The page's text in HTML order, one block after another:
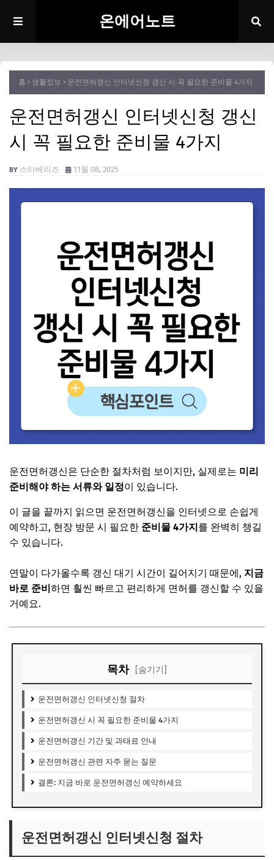
온에어노트
홈 생활정보 운전면허갱신 인터넷신청 갱신 시 꼭 필요한 준비물 4가지
운전면허갱신 인터넷신청 갱신
시 꼭 필요한 준비물 4가지
스타베리즈 11월 08, 2025
운전면허갱신은 단순한 절차처럼 보이지만, 실제로는 미리
준비해야 하는 서류와 일정이 있습니다.
이 글을 끝까지 읽으면 운전면허갱신을 인터넷으로 손쉽게
예약하고, 현장 방문 시 필요한 준비물 4가지를 완벽히 챙길
수 있습니다.
연말이 다가올수록 갱신 대기 시간이 길어지기 때문에, 지금
바로 준비하면 훨씬 빠르고 편리하게 면허를 갱신할 수 있을
거예요.
목차 [숨기기]
운전면허갱신 인터넷신청 절차
운전면허갱신 시 꼭 필요한 준비물 4가지
운전면허갱신 기간 및 과태료 안내
운전면허갱신 관련 자주 묻는 질문
결론: 지금 바로 운전면허갱신 예약하세요
운전면허갱신 인터넷신청 절차